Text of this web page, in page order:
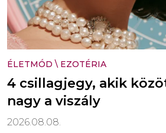
ÉLETMÓD \ EZOTÉRIA
4 csillagjegy, akik
nagy a viszály
2026.08.08.